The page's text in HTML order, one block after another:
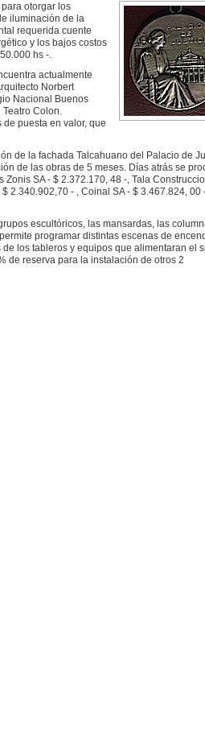
otorgar los
iluminación de la
requerida cuente
y los bajos costos
hs -.
actualmente
Norbert
Nacional Buenos
Colon.
puesta en valor, que
de la fachada Talcahuano del Palacio de
de las obras de 5 meses. Días atrás se
SA - $ 2.372.170, 48 -, Tala
2.340.902,70 - , Coinal SA - $ 3.467.824, 00
escultóricos, las mansardas, las
programar distintas escenas de
los tableros y equipos que alimentaran el
de reserva para la instalación de otros 2